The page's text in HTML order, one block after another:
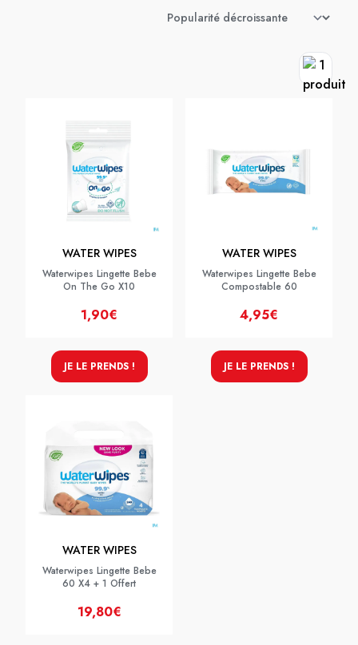
WATER WIPES
Waterwipes Lingette Bebe
On The Go X10
1,90€
JE LE PRENDS !
WATER WIPES
Waterwipes Lingette Bebe
Compostable 60
4,95€
JE LE PRENDS !
WATER WIPES
Waterwipes Lingette Bebe
60 X4 + 1 Offert
19,80€